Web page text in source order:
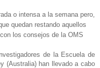
o intensa a la semana pero,
quedan restando aquellos
los consejos de la OMS
de la Escuela de
(Australia) han llevado a cabo